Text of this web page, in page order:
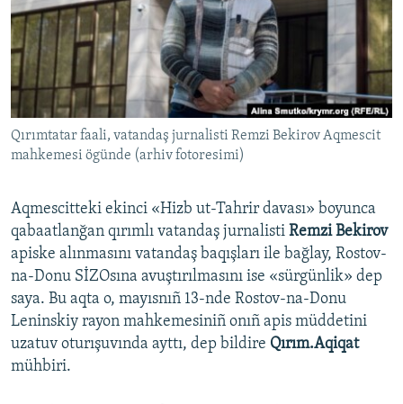
FİKİR
Русский
Українською
QOŞULIÑIZ!
RFE/RS bütün saytları
Qırımtatar faali, vatandaş jurnalisti Remzi Bekirov Aqmescit
mahkemesi ögünde (arhiv fotoresimi)
Aqmescitteki ekinci «Hizb ut-Tahrir davası» boyunca
qabaatlanğan qırımlı vatandaş jurnalisti Remzi Bekirov
apiske alınmasını vatandaş baqışları ile bağlay, Rostov-
na-Donu SİZOsına avuştırılmasını ise «sürgünlik» dep
saya. Bu aqta o, mayısnıñ 13-nde Rostov-na-Donu
Leninskiy rayon mahkemesiniñ onıñ apis müddetini
uzatuv oturışuvında ayttı, dep bildire Qırım.Aqiqat
mühbiri.